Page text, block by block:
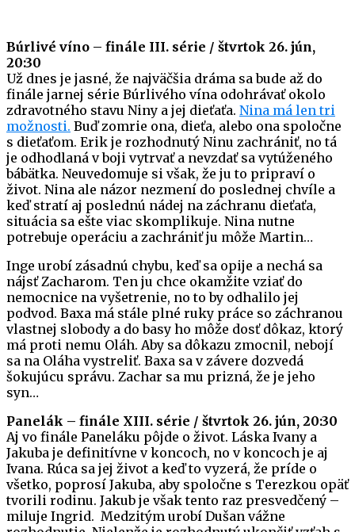
Búrlivé víno – finále III. série / štvrtok 26. jún,
20:30
Už dnes je jasné, že najväčšia dráma sa bude až do
finále jarnej série Búrlivého vína odohrávať okolo
zdravotného stavu Niny a jej dieťaťa. Nina má len tri
možnosti. Buď zomrie ona, dieťa, alebo ona spoločne
s dieťaťom. Erik je rozhodnutý Ninu zachrániť, no tá
je odhodlaná v boji vytrvať a nevzdať sa vytúženého
bábätka. Neuvedomuje si však, že ju to pripraví o
život. Nina ale názor nezmení do poslednej chvíle a
keď stratí aj poslednú nádej na záchranu dieťaťa,
situácia sa ešte viac skomplikuje. Nina nutne
potrebuje operáciu a zachrániť ju môže Martin…
Inge urobí zásadnú chybu, keď sa opije a nechá sa
nájsť Zacharom. Ten ju chce okamžite vziať do
nemocnice na vyšetrenie, no to by odhalilo jej
podvod. Baxa má stále plné ruky práce so záchranou
vlastnej slobody a do basy ho môže dosť dôkaz, ktorý
má proti nemu Oláh. Aby sa dôkazu zmocnil, nebojí
sa na Oláha vystreliť. Baxa sa v závere dozvedá
šokujúcu správu. Zachar sa mu prizná, že je jeho
syn…
Panelák – finále XIII. série / štvrtok 26. jún, 20:30
Aj vo finále Paneláku pôjde o život. Láska Ivany a
Jakuba je definitívne v koncoch, no v koncoch je aj
Ivana. Rúca sa jej život a keď to vyzerá, že príde o
všetko, poprosí Jakuba, aby spoločne s Terezkou opäť
tvorili rodinu. Jakub je však tento raz presvedčený –
miluje Ingrid. Medzitým urobí Dušan vážne